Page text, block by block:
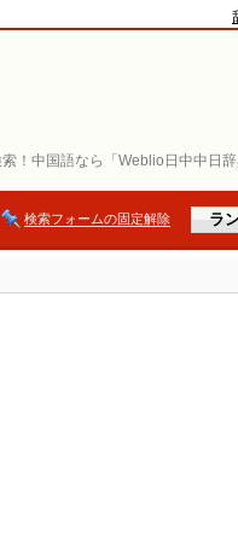
！中国語なら「Weblio日中中日辞
検索フォームの固定解除